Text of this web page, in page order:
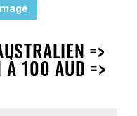
=>
À 100 AUD =>